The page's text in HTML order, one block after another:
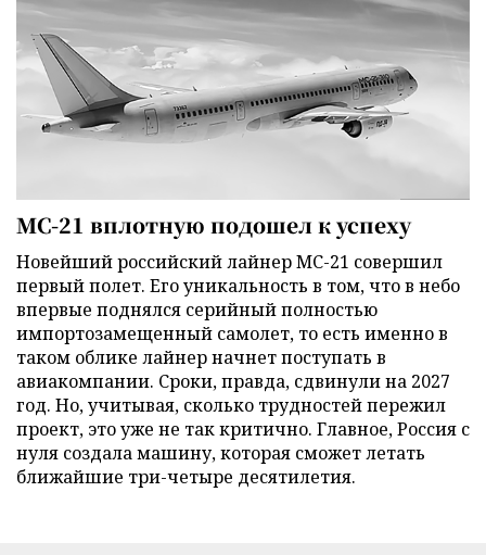
МС-21 вплотную подошел к успеху
Новейший российский лайнер МС-21 совершил
первый полет. Его уникальность в том, что в небо
впервые поднялся серийный полностью
импортозамещенный самолет, то есть именно в
таком облике лайнер начнет поступать в
авиакомпании. Сроки, правда, сдвинули на 2027
год. Но, учитывая, сколько трудностей пережил
проект, это уже не так критично. Главное, Россия с
нуля создала машину, которая сможет летать
ближайшие три-четыре десятилетия.